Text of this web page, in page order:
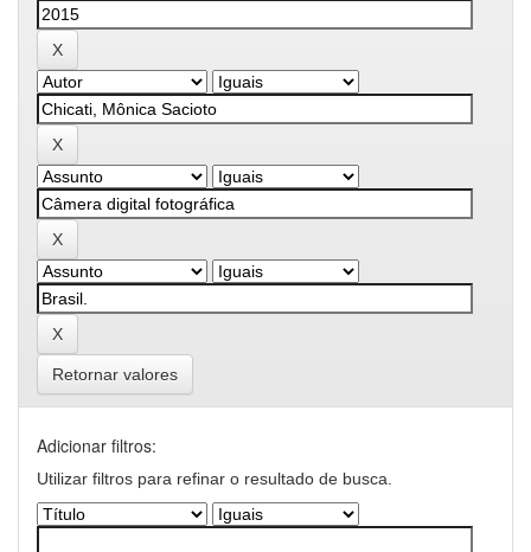
Retornar valores
Adicionar filtros:
Utilizar filtros para refinar o resultado de busca.